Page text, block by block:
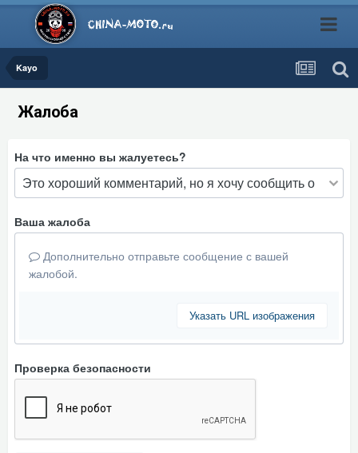
Kayo
Жалоба
На что именно вы жалуетесь?
Ваша жалоба
Дополнительно отправьте сообщение с вашей
жалобой.
Указать URL изображения
Проверка безопасности